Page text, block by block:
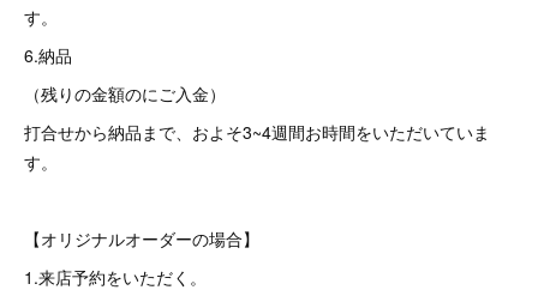
す。
6.納品
（残りの金額のにご入金）
打合せから納品まで、およそ3~4週間お時間をいただいていま
す。
【オリジナルオーダーの場合】
1.来店予約をいただく。